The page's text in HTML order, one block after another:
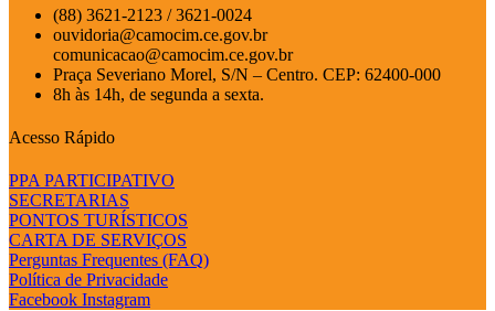
(88) 3621-2123 / 3621-0024
ouvidoria@camocim.ce.gov.br
comunicacao@camocim.ce.gov.br
Praça Severiano Morel, S/N – Centro. CEP: 62400-000
8h às 14h, de segunda a sexta.
Acesso Rápido
PPA PARTICIPATIVO
SECRETARIAS
PONTOS TURÍSTICOS
CARTA DE SERVIÇOS
Perguntas Frequentes (FAQ)
Política de Privacidade
Facebook Instagram